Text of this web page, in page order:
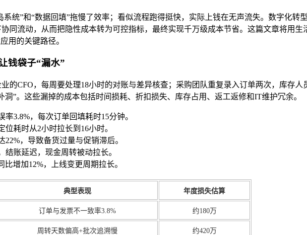
系统”和“数据回填”拖慢了效率；看似流程跑得挺快，实际上钱在无声流失。数字化
同流动，从而把隐性成本转为可控指标，最终实现千万级成本节省。这篇文章将用
用的关键路径。
钱袋子“漏水”
的CFO，每周要处理18小时的对账与差异核查；采购团队重复录入订单两次，库存
”。这些漏掉的成本包括时间损耗、折扣损失、库存占用、返工返修和IT维护冗余。
3.8%，每次订单回填耗时15分钟。
耗时从2小时拉长到16小时。
，导致备货过量与促销滞后。
账延迟，现金周转被动拉长。
增加12%，上线变更周期拉长。
典型表现 年度损失估算
订单与发票不一致率3.8% 约180万
周转天数偏高+批次追溯慢 约420万